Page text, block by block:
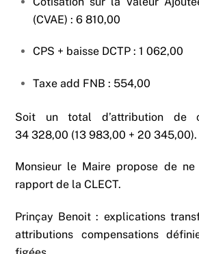
(CVAE) : 6 810,00
CPS + baisse DCTP : 1 062,00
Taxe add FNB : 554,00
Soit un total d’attribution de
34 328,00 (13 983,00 + 20 345,00).
Monsieur le Maire propose de
rapport de la CLECT.
Prinçay Benoit : explications
attributions compensations